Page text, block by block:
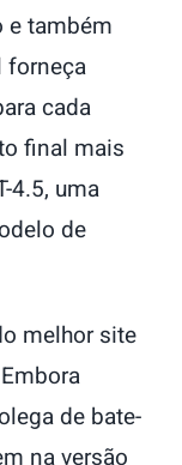
e também
forneça
cada
final mais
4.5, uma
de
melhor site
de bate-
na versão